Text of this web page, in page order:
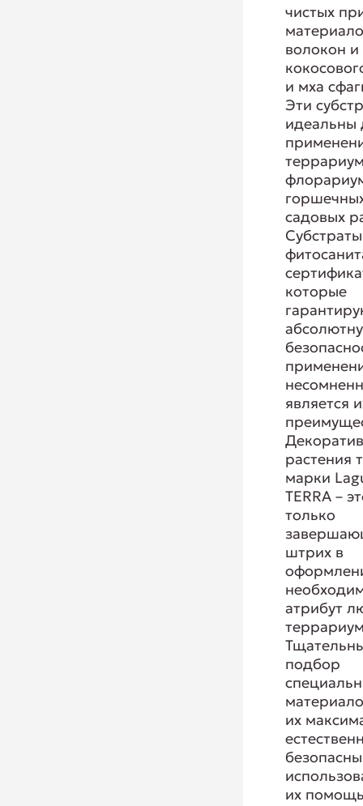
чистых
волокон
и мха
Эти
идеальны
садовых
которые
является
растения
марки
TERRA –
только
штрих в
атрибут
подбор
их
их